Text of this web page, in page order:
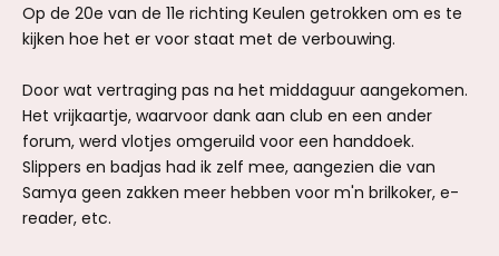
Op de 20e van de 11e richting Keulen getrokken om es te
kijken hoe het er voor staat met de verbouwing.
Door wat vertraging pas na het middaguur aangekomen.
Het vrijkaartje, waarvoor dank aan club en een ander
forum, werd vlotjes omgeruild voor een handdoek.
Slippers en badjas had ik zelf mee, aangezien die van
Samya geen zakken meer hebben voor m'n brilkoker, e-
reader, etc.